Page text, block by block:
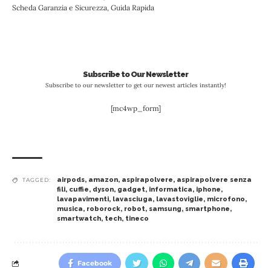
Scheda Garanzia e Sicurezza, Guida Rapida
Subscribe to Our Newsletter
Subscribe to our newsletter to get our newest articles instantly!
[mc4wp_form]
TAGGED: airpods, amazon, aspirapolvere, aspirapolvere senza
fili, cuffie, dyson, gadget, informatica, iphone,
lavapavimenti, lavasciuga, lavastoviglie, microfono,
musica, roborock, robot, samsung, smartphone,
smartwatch, tech, tineco
Facebook